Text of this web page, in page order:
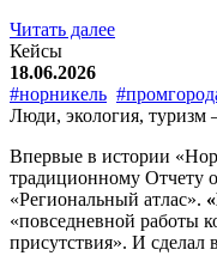
Читать далее
Кейсы
18.06.2026
#норникель
Люди, экология, туризм
Впервые в истории
традиционному Отчету
«Региональный атлас».
«повседневной работы
присутствия». И сделал